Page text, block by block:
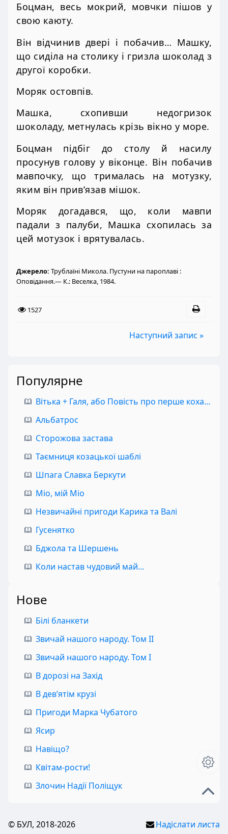
Боцман, весь мокрий, мовчки пішов у
свою каюту.
Він відчинив двері і побачив… Машку,
що сиділа на столику і гризла шоколад з
другої коробки.
Моряк остовпів.
Машка, схопивши недогризок
шоколаду, метнулась крізь вікно у море.
Боцман підбіг до столу й насилу
просунув голову у віконце. Він побачив
мавпочку, що трималась на мотузку,
яким він прив’язав мішок.
Моряк догадався, що, коли мавпи
падали з палуби, Машка схопилась за
цей мотузок і врятувалась.
Джерело: Трублаїні Микола. Пустуни на пароплаві :
Оповідання.— К.: Веселка, 1984.
1527
Наступний запис »
Популярне
Вітька + Галя, або Повість про перше кохання
Альбатрос
Сторожова застава
Таємниця козацької шаблі
Шпага Славка Беркути
Міо, мій Міо
Незвичайні пригоди Карика та Валі
Гусенятко
Бджола та Шершень
Коли настав чудовий май…
Нове
Білі бланкети
Звичай нашого народу. Том II
Звичай нашого народу. Том I
В дорозі на Захід
В дев’ятім крузі
Пригоди Марка Чубатого
Ясир
Навіщо?
Квітам-рости!
Злочин Надії Поліщук
© БУЛ, 2018-2026 Надіслати листа